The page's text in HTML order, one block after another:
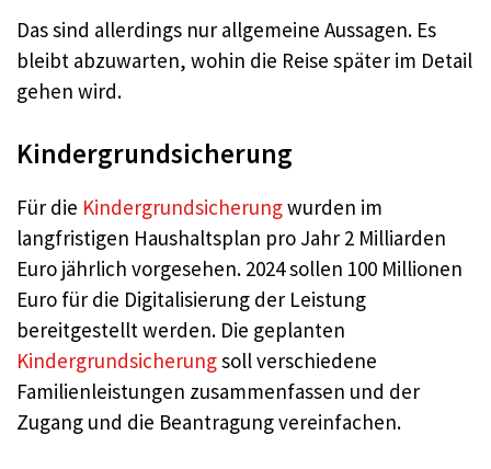
Das sind allerdings nur allgemeine Aussagen. Es
bleibt abzuwarten, wohin die Reise später im Detail
gehen wird.
Kindergrundsicherung
Für die Kindergrundsicherungwurden im
langfristigen Haushaltsplan pro Jahr 2 Milliarden
Euro jährlich vorgesehen. 2024 sollen 100 Millionen
Euro für die Digitalisierung der Leistung
bereitgestellt werden. Die geplanten
Kindergrundsicherungsoll verschiedene
Familienleistungen zusammenfassen und der
Zugang und die Beantragung vereinfachen.